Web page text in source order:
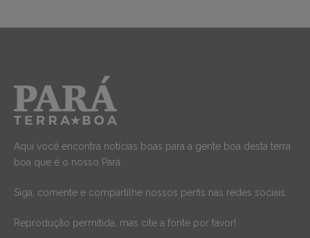
Aqui você encontra notícias boas para a gente boa desta terra
boa que é o nosso Pará.
Siga, comente e compartilhe nossos perfis nas redes sociais.
Reprodução permitida, mas cite a fonte por favor!